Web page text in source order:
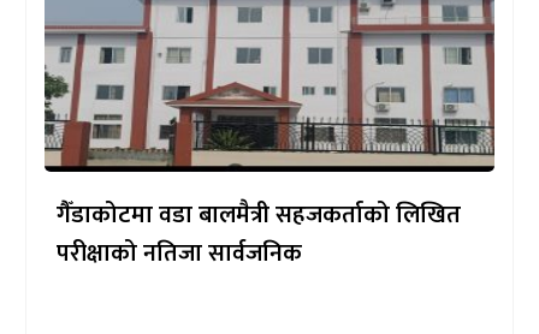
गैँडाकोटमा वडा बालमैत्री सहजकर्ताको लिखित
परीक्षाको नतिजा सार्वजनिक